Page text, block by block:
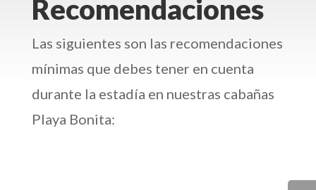
Recomendaciones
Las siguientes son las recomendaciones
mínimas que debes tener en cuenta
durante la estadía en nuestras cabañas
Playa Bonita: